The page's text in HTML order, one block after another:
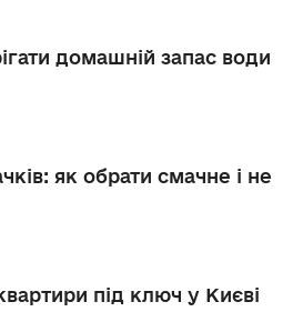
домашній запас води
як обрати смачне і не
під ключ у Києві